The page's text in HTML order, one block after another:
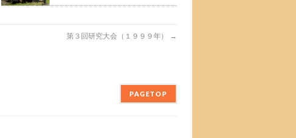
第３回研究大会（１９９９年） →
PAGETOP